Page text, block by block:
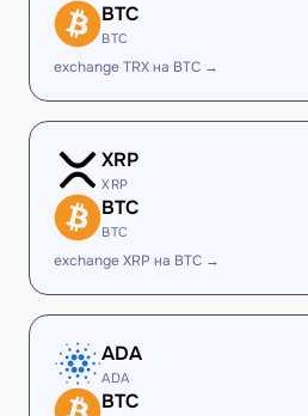
BTC
BTC
exchange TRX на BTC →
XRP
XRP
BTC
BTC
exchange XRP на BTC →
ADA
ADA
BTC